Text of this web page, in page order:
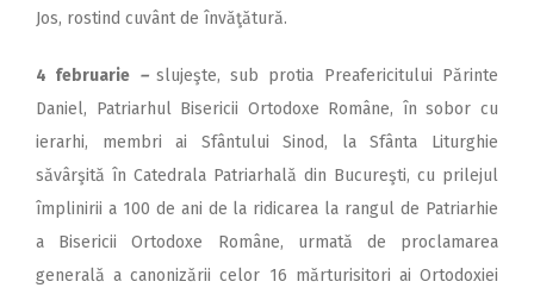
Jos, rostind cuvânt de învăţătură.
4 februarie – slujeşte, sub protia Preafericitului Părinte
Daniel, Patriarhul Bisericii Ortodoxe Române, în sobor cu
ierarhi, membri ai Sfântului Sinod, la Sfânta Liturghie
săvârşită în Catedrala Patriarhală din Bucureşti, cu prilejul
împlinirii a 100 de ani de la ridicarea la rangul de Patriarhie
a Bisericii Ortodoxe Române, urmată de pro­clamarea
generală a canonizării celor 16 mărturisitori ai Ortodoxiei